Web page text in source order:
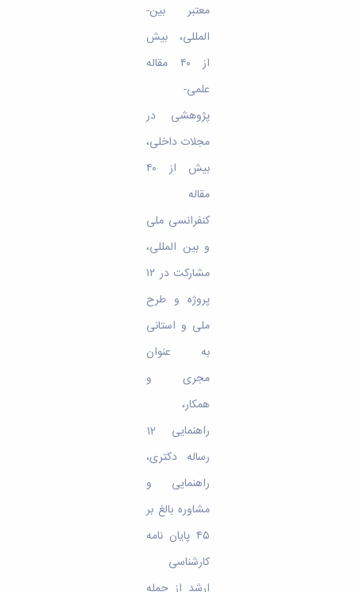
معتبر بین­
المللی، بیش
از ۴۰ مقاله
علمی-
پژوهشی در
مجلات داخلی،
بیش از ۴۰
مقاله
کنفرانسی ملی
و بین المللی،
مشارکت در ۱۲
پروژه و طرح
ملی و استانی
به عنوان
مجری و
همکار،
راهنمایی 12
رساله دکتری،
راهنمایی و
مشاوره بالغ بر
۴۵ پایان­ نامه
کارشناسی